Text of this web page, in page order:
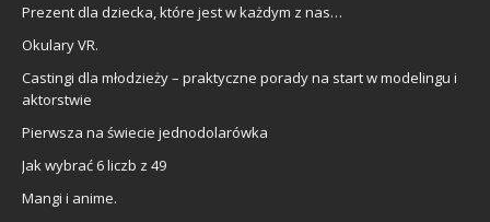
Prezent dla dziecka, które jest w każdym z nas…
Okulary VR.
Castingi dla młodzieży – praktyczne porady na start w modelingu i
aktorstwie
Pierwsza na świecie jednodolarówka
Jak wybrać 6 liczb z 49
Mangi i anime.